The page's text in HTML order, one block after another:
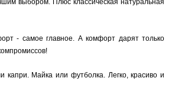
выбором. Плюс классическая натуральная
- самое главное. А комфорт дарят только
Майка или футболка. Легко, красиво и